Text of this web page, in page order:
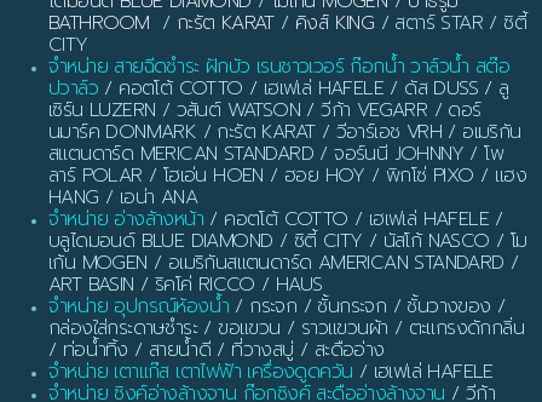
BATHROOM / กะรัต KARAT/ คิงส์ KING / สตาร์ STAR / ซิตี้
CITY
จำหน่าย สายฉีดชำระ ฝักบัว เรนชาวเวอร์ ก๊อกน้ำ วาล์วน้ำ สต๊อ
ปวาล์ว / คอตโต้ COTTO / เฮเฟเล่ HAFELE / ดัส DUSS / ลู
เซิร์น LUZERN / วสันต์ WATSON / วีก้า VEGARR / ดอร์
นมาร์ค DONMARK / กะรัต KARAT / วีอาร์เอช VRH / อเมริกัน
สแตนดาร์ด MERICAN STANDARD / จอร์นนี JOHNNY / โพ
ลาร์ POLAR / โฮเอ่น HOEN / ฮอย HOY / พิกโซ่ PIXO / แฮง
HANG / เอน่า ANA
จำหน่าย อ่างล้างหน้า / คอตโต้ COTTO / เฮเฟเล่ HAFELE /
บลูไดมอนด์ BLUE DIAMOND / ซิตี้ CITY / นัสโก้ NASCO / โม
เก้น MOGEN / อเมริกันสแตนดาร์ด AMERICAN STANDARD /
ART BASIN / ริคโค่ RICCO / HAUS
จำหน่าย อุปกรณ์ห้องน้ำ / กระจก / ชั้นกระจก / ชั้นวางของ /
กล่องใส่กระดาษชำระ / ขอแขวน / ราวแขวนผ้า / ตะแกรงดักกลิ่น
/ ท่อน้ำทิ้ง / สายน้ำดี / ที่วางสบู่ / สะดืออ่าง
จำหน่าย เตาแก๊ส เตาไฟฟ้า เครื่องดูดควัน / เฮเฟเล่ HAFELE
จำหน่าย ซิงค์อ่างล้างจาน ก๊อกซิงค์ สะดืออ่างล้างจาน / วีก้า